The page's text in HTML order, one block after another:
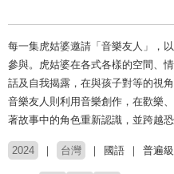
每一集虎姑婆邀請「音樂友人」，
參與。虎姑婆在各式各樣的空間、
話及自我揭露，在與孩子對等的視
音樂友人則利用音樂創作，在歡樂
著故事中的角色重新認識，並跨越恐
2024 台灣 國語 普遍級